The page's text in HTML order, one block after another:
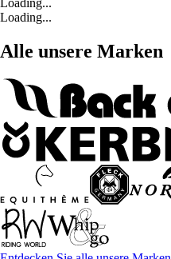
Loading...
Loading...
Alle unsere Marken